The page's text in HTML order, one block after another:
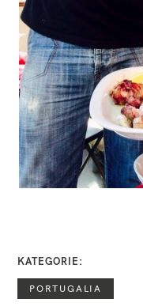
KATEGORIE
PORTUGALIA